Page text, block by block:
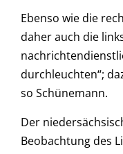
Ebenso wie die
daher auch die
durchleuchten“;
so Schünemann.
Der
Beobachtung des